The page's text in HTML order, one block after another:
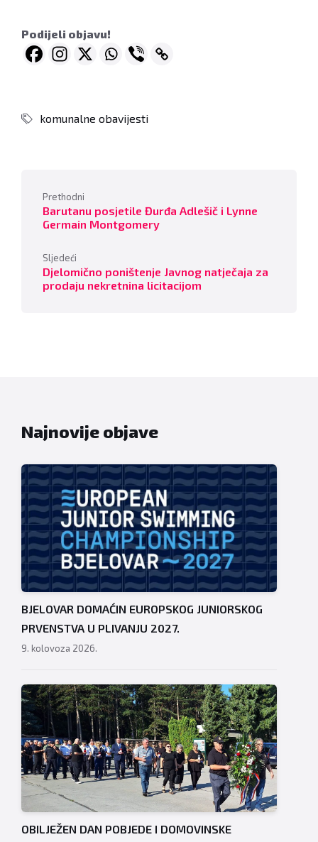
Podijeli objavu!
komunalne obavijesti
Prethodni
Barutanu posjetile Đurđa Adlešič i Lynne
Germain Montgomery
Sljedeći
Djelomično poništenje Javnog natječaja za
prodaju nekretnina licitacijom
Najnovije objave
BJELOVAR DOMAĆIN EUROPSKOG JUNIORSKOG
PRVENSTVA U PLIVANJU 2027.
9. kolovoza 2026.
OBILJEŽEN DAN POBJEDE I DOMOVINSKE